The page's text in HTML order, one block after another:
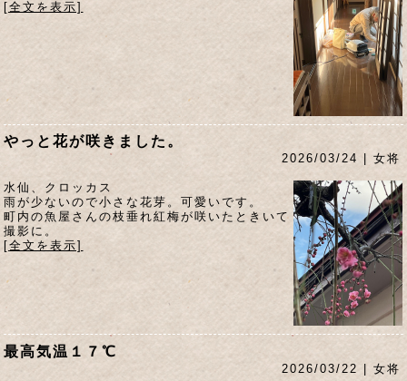
[全文を表示]
やっと花が咲きました。
2026/03/24 | 女将
水仙、クロッカス
雨が少ないので小さな花芽。可愛いです。
町内の魚屋さんの枝垂れ紅梅が咲いたときいて
撮影に。
[全文を表示]
最高気温１７℃
2026/03/22 | 女将